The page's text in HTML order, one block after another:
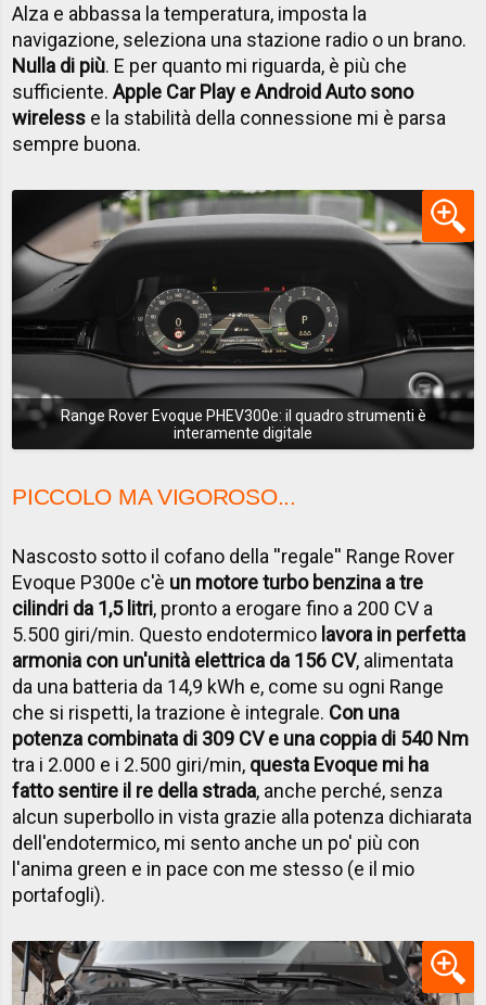
Alza e abbassa la temperatura, imposta la
navigazione, seleziona una stazione radio o un brano.
Nulla di più. E per quanto mi riguarda, è più che
sufficiente.Apple Car Play e Android Auto sono
wireless e la stabilità della connessione mi è parsa
sempre buona.
Range Rover Evoque PHEV300e: il quadro strumenti è
interamente digitale
PICCOLO MA VIGOROSO...
Nascosto sotto il cofano della ''regale'' Range Rover
Evoque P300e c'è un motore turbo benzina a tre
cilindri da 1,5 litri, pronto a erogare fino a 200 CV a
5.500 giri/min. Questo endotermico lavora in perfetta
armonia con un'unità elettrica da 156 CV, alimentata
da una batteria da 14,9 kWh e, come su ogni Range
che si rispetti, la trazione è integrale. Con una
potenza combinata di 309 CV e una coppia di 540 Nm
tra i 2.000 e i 2.500 giri/min, questa Evoque mi ha
fatto sentire il re della strada, anche perché, senza
alcun superbollo in vista grazie alla potenza dichiarata
dell'endotermico, mi sento anche un po' più con
l'anima green e in pace con me stesso (e il mio
portafogli).